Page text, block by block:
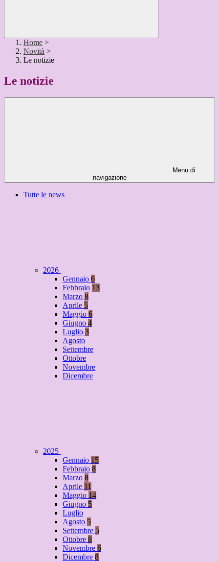
Home >
Novità >
Le notizie
Le notizie
Menu di
navigazione
Tutte le news
2026
Gennaio 6
Febbraio 13
Marzo 8
Aprile 5
Maggio 6
Giugno 4
Luglio 3
Agosto
Settembre
Ottobre
Novembre
Dicembre
2025
Gennaio 15
Febbraio 8
Marzo 8
Aprile 11
Maggio 14
Giugno 5
Luglio
Agosto 5
Settembre 5
Ottobre 8
Novembre 6
Dicembre 8